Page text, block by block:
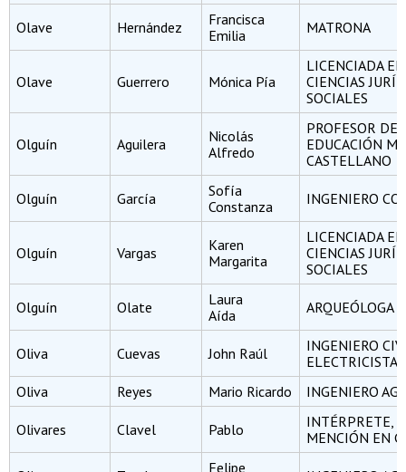
Olave Hernández
Francisca
Emilia
MATRONA
Olave Guerrero Mónica Pía
LICENCIADA EN
CIENCIAS
SOCIALES
Olguín Aguilera
Nicolás
Alfredo
PROFESOR DE
EDUCACIÓN
CASTELLANO
Olguín García
Sofía
Constanza
INGENIERO
Olguín Vargas
Karen
Margarita
LICENCIADA EN
CIENCIAS
SOCIALES
Olguín Olate
Laura
Aída
ARQUEÓLOGA
Oliva Cuevas John Raúl
INGENIERO
ELECTRICISTA
Oliva
Reyes Mario Ricardo INGENIERO
Olivares Clavel Pablo
INTÉRPRETE,
MENCIÓN EN
Felipe